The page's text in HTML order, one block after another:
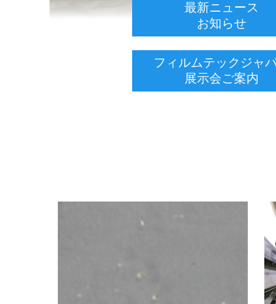
最新ニュース
お知らせ
フィルムテックジャ
展示会ご案内